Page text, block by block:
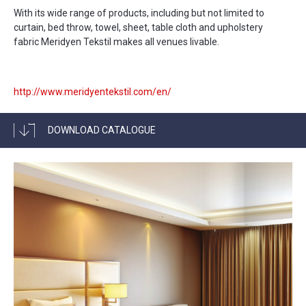
With its wide range of products, including but not limited to
curtain, bed throw, towel, sheet, table cloth and upholstery
fabric Meridyen Tekstil makes all venues livable.
http://www.meridyentekstil.com/en/
DOWNLOAD CATALOGUE